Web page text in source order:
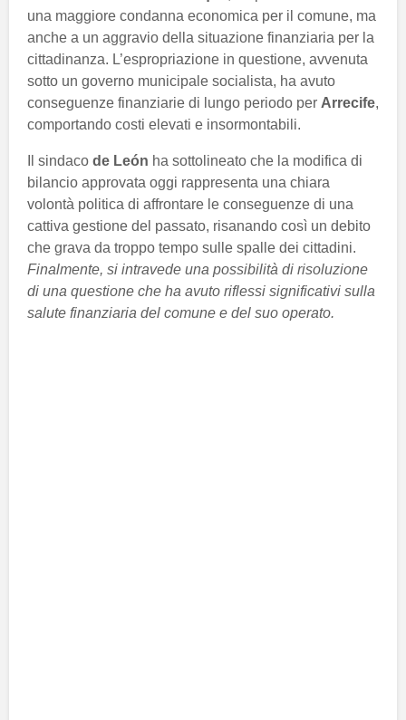
una maggiore condanna economica per il comune, ma
anche a un aggravio della situazione finanziaria per la
cittadinanza. L’espropriazione in questione, avvenuta
sotto un governo municipale socialista, ha avuto
conseguenze finanziarie di lungo periodo per Arrecife,
comportando costi elevati e insormontabili.
Il sindaco de León ha sottolineato che la modifica di
bilancio approvata oggi rappresenta una chiara
volontà politica di affrontare le conseguenze di una
cattiva gestione del passato, risanando così un debito
che grava da troppo tempo sulle spalle dei cittadini.
Finalmente, si intravede una possibilità di risoluzione
di una questione che ha avuto riflessi significativi sulla
salute finanziaria del comune e del suo operato.